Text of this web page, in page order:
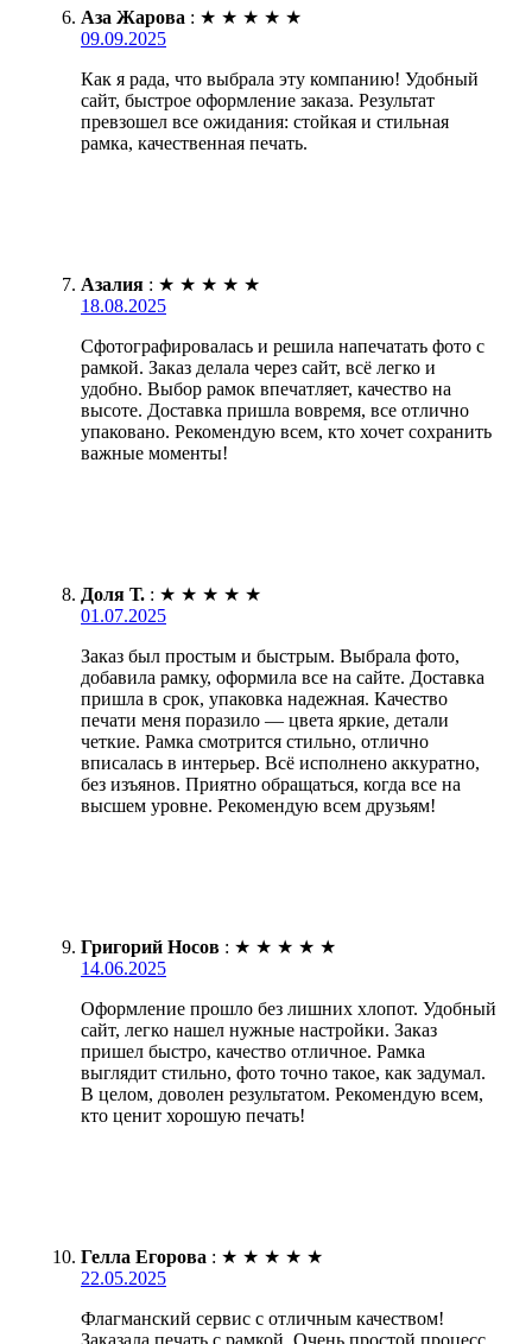
Аза Жарова : ★ ★ ★ ★ ★
09.09.2025
Как я рада, что выбрала эту компанию! Удобный
сайт, быстрое оформление заказа. Результат
превзошел все ожидания: стойкая и стильная
рамка, качественная печать.
Азалия : ★ ★ ★ ★ ★
18.08.2025
Сфотографировалась и решила напечатать фото с
рамкой. Заказ делала через сайт, всё легко и
удобно. Выбор рамок впечатляет, качество на
высоте. Доставка пришла вовремя, все отлично
упаковано. Рекомендую всем, кто хочет сохранить
важные моменты!
Доля Т. : ★ ★ ★ ★ ★
01.07.2025
Заказ был простым и быстрым. Выбрала фото,
добавила рамку, оформила все на сайте. Доставка
пришла в срок, упаковка надежная. Качество
печати меня поразило — цвета яркие, детали
четкие. Рамка смотрится стильно, отлично
вписалась в интерьер. Всё исполнено аккуратно,
без изъянов. Приятно обращаться, когда все на
высшем уровне. Рекомендую всем друзьям!
Григорий Носов : ★ ★ ★ ★ ★
14.06.2025
Оформление прошло без лишних хлопот. Удобный
сайт, легко нашел нужные настройки. Заказ
пришел быстро, качество отличное. Рамка
выглядит стильно, фото точно такое, как задумал.
В целом, доволен результатом. Рекомендую всем,
кто ценит хорошую печать!
Гелла Егорова : ★ ★ ★ ★ ★
22.05.2025
Флагманский сервис с отличным качеством!